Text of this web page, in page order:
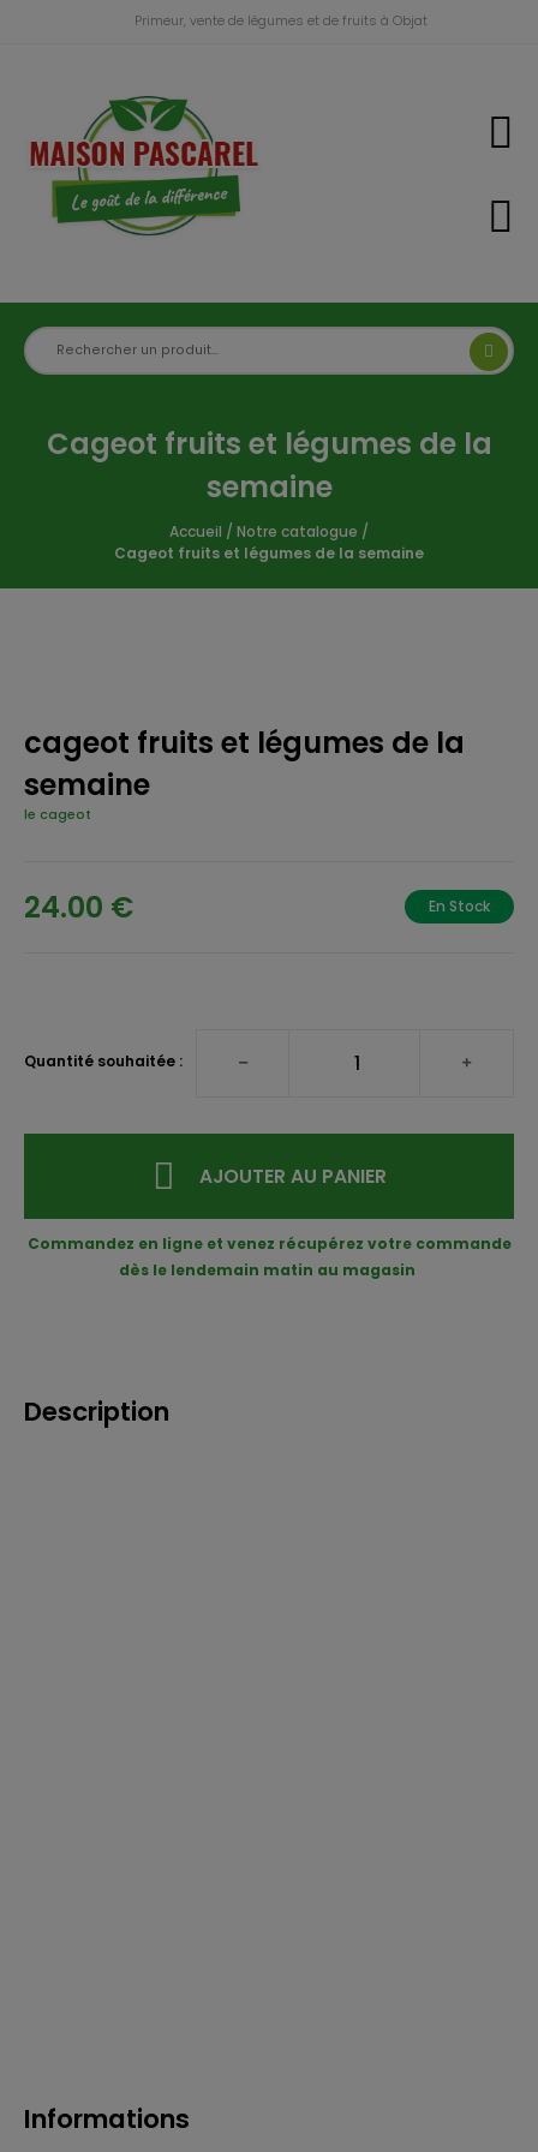
Primeur, vente de légumes et de fruits à Objat
Cageot fruits et légumes de la
semaine
Accueil / Notre catalogue /
Cageot fruits et légumes de la semaine
cageot fruits et légumes de la
semaine
le cageot
24.00 € En Stock
Quantité souhaitée :
AJOUTER AU PANIER
Commandez en ligne et venez récupérez votre commande
dès le lendemain matin au magasin
Description
Informations